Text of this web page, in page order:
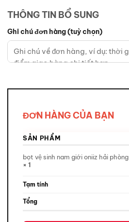
THÔNG TIN BỔ SUNG
Ghi chú đơn hàng(tuỳ chọn)
ĐƠN HÀNG CỦA BẠN
SẢN PHẨM
bọt vệ sinh nam giới oniiz hải phòng
× 1
Tạm tính
Tổng